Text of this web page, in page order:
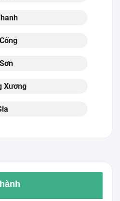
Xương